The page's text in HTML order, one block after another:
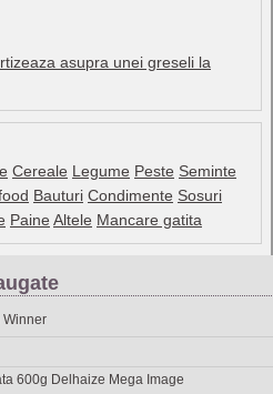
asupra unei greseli la
Cereale Legume Peste Seminte
Bauturi Condimente Sosuri
Paine Altele Mancare gatita
Winner
600g Delhaize Mega Image